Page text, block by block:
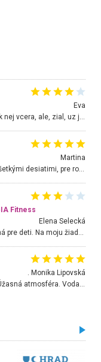
Eva
Hojdacka v Krpelanoch uz nie je, vysli sme si k nej vcera, ale, zial, uz je znicena. Ak sem planujete cestu len kvoli hojdacke, mozete si ju usetrit. Krasny vyhlad je tu vsak aj bez hojdacky :-)
Martina
Nádherné miesto ktoré odporúčam navštíviť všetkými desiatimi, pre rodiny s deťmi, dôchodcom... Proste a jednoducho ozaj rozprávkový les.. určite ešte prídeme. Odniesli sme si na pamiatku krásne tričká,
Fitness
Elena Selecká
. Monika Lipovská
Úžasné prostredie, napriek tomu, že je malé. Úžasná atmosféra. Voda fantastická a nádherná. Ľudí je pomerne veľa, ale su mili a ohľaduplní. Je veľmi zaujímavé sledovať, ako dokážu spolu športovať cudzí ľudia a bez ohľadu na vek. Vládne tu pohoda. Vnuka neviem dostať z vody. Ďakujem za krásny deň . Urcite sa sem vrátim. Jediný problém je s parkovaním, ale aj ten sa mi podarilo vyriešiť. Monika Bratislava